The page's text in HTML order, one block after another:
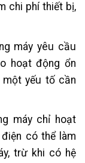
chi phí thiết bị,
máy yêu cầu
hoạt động ổn
một yếu tố cần
máy chỉ hoạt
có thể làm
trừ khi có hệ